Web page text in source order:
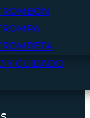
Y CUIDADO